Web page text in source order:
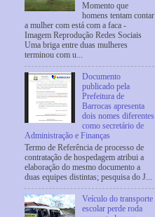
Momento que
homens tentam contar
a mulher com está com a faca -
Imagem Reprodução Redes Sociais
Uma briga entre duas mulheres
terminou com u...
Documento
publicado pela
Prefeitura de
Barrocas apresenta
dois nomes diferentes
como secretário de
Administração e Finanças
Termo de Referência de processo de
contratação de hospedagem atribui a
elaboração do mesmo documento a
duas equipes distintas; pesquisa do J...
Veículo do transporte
escolar perde roda